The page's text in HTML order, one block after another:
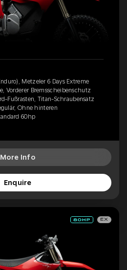
Metzeler 6 Days Extreme
Vorderer Bremsscheibenschutz
Fußrasten, Titan-Schraubensatz
Ohne hinteren
60hp
More Info
Enquire
EX